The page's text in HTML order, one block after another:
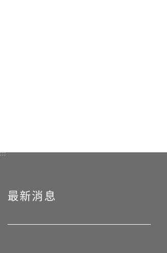
:::
最新消息